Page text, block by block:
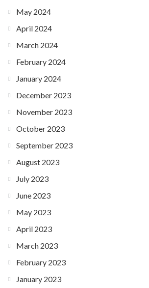
May 2024
April 2024
March 2024
February 2024
January 2024
December 2023
November 2023
October 2023
September 2023
August 2023
July 2023
June 2023
May 2023
April 2023
March 2023
February 2023
January 2023